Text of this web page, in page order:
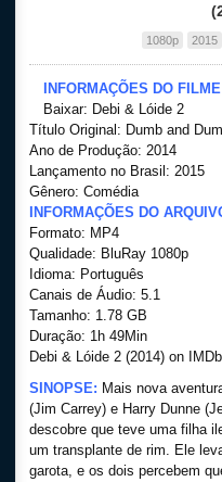
1080p 2015
INFORMAÇÕES DO FILME
Baixar: Debi & Lóide 2
Título Original: Dumb and
Ano de Produção: 2014
Lançamento no Brasil: 2015
Gênero: Comédia
INFORMAÇÕES DO
Formato: MP4
Qualidade: BluRay 1080p
Idioma: Português
Canais de Áudio: 5.1
Tamanho: 1.78 GB
Duração: 1h 49Min
Debi & Lóide 2 (2014) on
SINOPSE: Mais nova
(Jim Carrey) e Harry Dunne
descobre que teve uma filha
um transplante de rim. Ele
garota, e os dois percebem